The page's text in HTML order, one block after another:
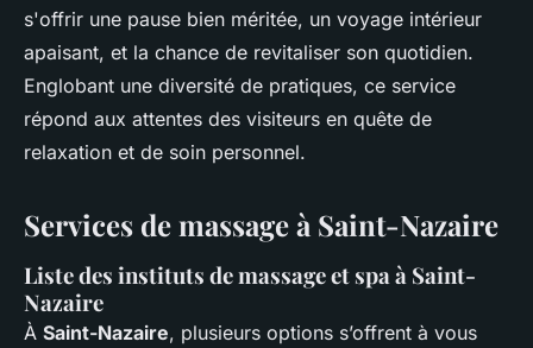
s'offrir une pause bien méritée, un voyage intérieur
apaisant, et la chance de revitaliser son quotidien.
Englobant une diversité de pratiques, ce service
répond aux attentes des visiteurs en quête de
relaxation et de soin personnel.
Services de massage à Saint-Nazaire
Liste des instituts de massage et spa à Saint-
Nazaire
À Saint-Nazaire, plusieurs options s’offrent à vous